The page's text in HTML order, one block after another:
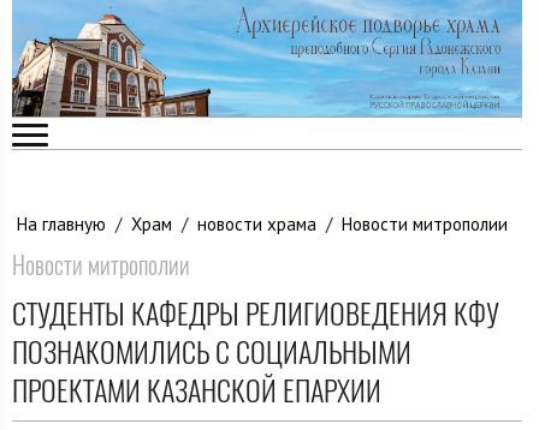
На главную / Храм / новости храма / Новости митрополии
Новости митрополии
СТУДЕНТЫ КАФЕДРЫ РЕЛИГИОВЕДЕНИЯ КФУ
ПОЗНАКОМИЛИСЬ С СОЦИАЛЬНЫМИ
ПРОЕКТАМИ КАЗАНСКОЙ ЕПАРХИИ